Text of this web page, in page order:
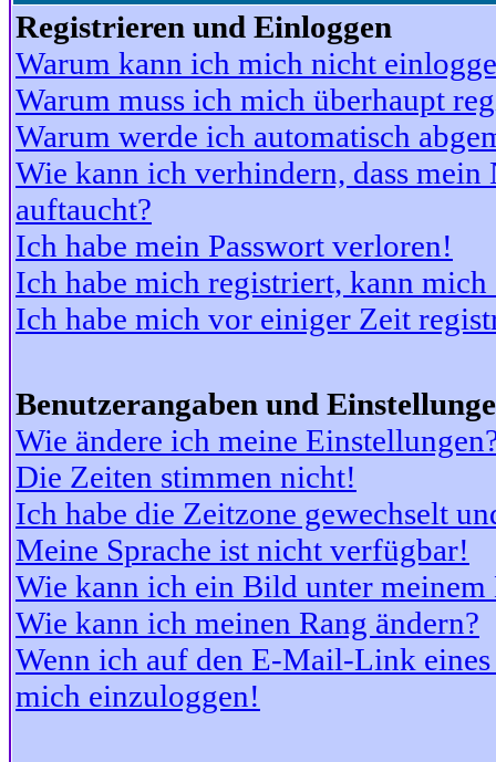
Registrieren und Einloggen
Warum kann ich mich nicht
Warum muss ich mich überhaupt
Warum werde ich automatisch
Wie kann ich verhindern, dass
auftaucht?
Ich habe mein Passwort verloren!
Ich habe mich registriert, kann
Ich habe mich vor einiger Zeit
Benutzerangaben und
Wie ändere ich meine
Die Zeiten stimmen nicht!
Ich habe die Zeitzone gewechselt
Meine Sprache ist nicht verfügbar!
Wie kann ich ein Bild unter meinem
Wie kann ich meinen Rang ändern?
Wenn ich auf den E-Mail-Link
mich einzuloggen!